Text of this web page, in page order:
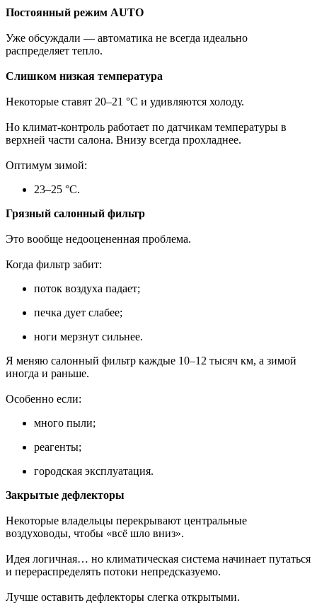
Постоянный режим AUTO
Уже обсуждали — автоматика не всегда идеально
распределяет тепло.
Слишком низкая температура
Некоторые ставят 20–21 °C и удивляются холоду.
Но климат-контроль работает по датчикам температуры в
верхней части салона. Внизу всегда прохладнее.
Оптимум зимой:
23–25 °C.
Грязный салонный фильтр
Это вообще недооцененная проблема.
Когда фильтр забит:
поток воздуха падает;
печка дует слабее;
ноги мерзнут сильнее.
Я меняю салонный фильтр каждые 10–12 тысяч км, а зимой
иногда и раньше.
Особенно если:
много пыли;
реагенты;
городская эксплуатация.
Закрытые дефлекторы
Некоторые владельцы перекрывают центральные
воздуховоды, чтобы «всё шло вниз».
Идея логичная… но климатическая система начинает путаться
и перераспределять потоки непредсказуемо.
Лучше оставить дефлекторы слегка открытыми.